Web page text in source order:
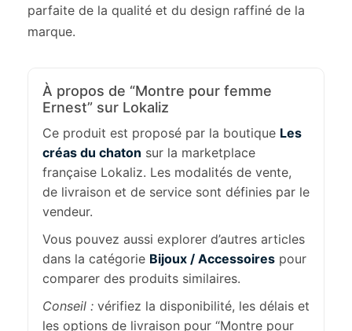
parfaite de la qualité et du design raffiné de la
marque.
À propos de “Montre pour femme
Ernest” sur Lokaliz
Ce produit est proposé par la boutique Les
créas du chaton sur la marketplace
française Lokaliz. Les modalités de vente,
de livraison et de service sont définies par le
vendeur.
Vous pouvez aussi explorer d’autres articles
dans la catégorie Bijoux / Accessoires pour
comparer des produits similaires.
Conseil : vérifiez la disponibilité, les délais et
les options de livraison pour “Montre pour